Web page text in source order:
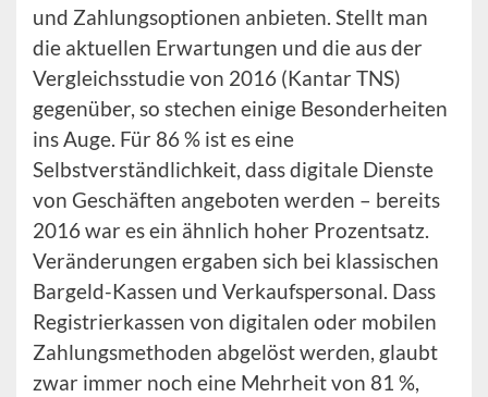
und Zahlungsoptionen anbieten. Stellt man
die aktuellen Erwartungen und die aus der
Vergleichsstudie von 2016 (Kantar TNS)
gegenüber, so stechen einige Besonderheiten
ins Auge. Für 86 % ist es eine
Selbstverständlichkeit, dass digitale Dienste
von Geschäften angeboten werden – bereits
2016 war es ein ähnlich hoher Prozentsatz.
Veränderungen ergaben sich bei klassischen
Bargeld-Kassen und Verkaufspersonal. Dass
Registrierkassen von digitalen oder mobilen
Zahlungsmethoden abgelöst werden, glaubt
zwar immer noch eine Mehrheit von 81 %,